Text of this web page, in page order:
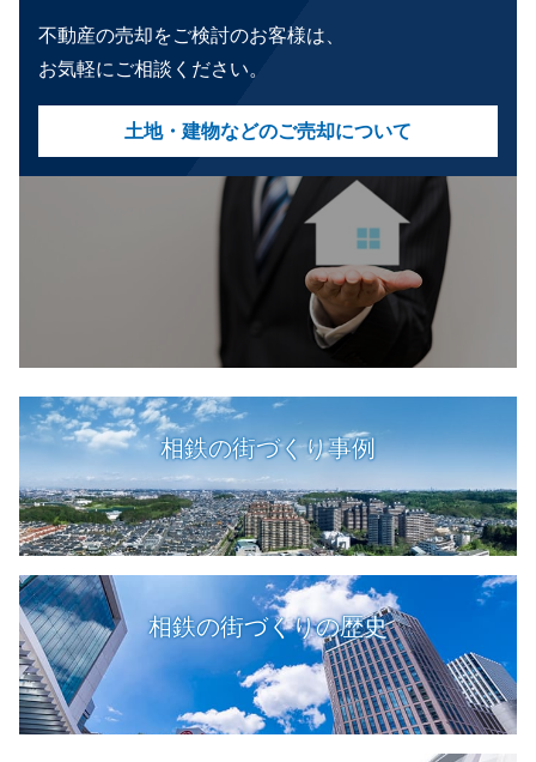
不動産の売却をご検討のお客様は、
お気軽にご相談ください。
土地・建物などのご売却について
相鉄の街づくり事例
相鉄の街づくりの歴史